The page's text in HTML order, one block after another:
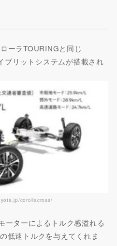
ーラTOURINGと同じ
ブリットシステムが搭載され
corollacross/
ーターによるトルク感溢れる
低速トルクを与えてくれま